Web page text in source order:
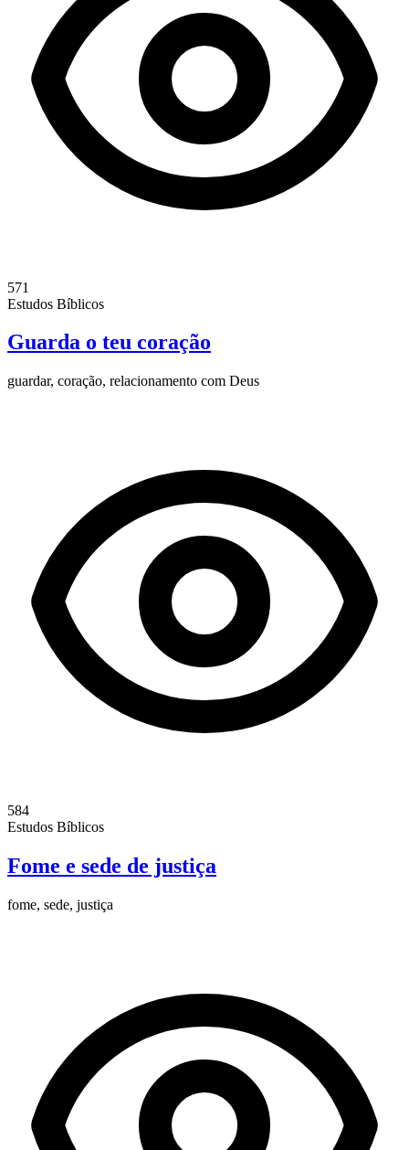
571
Estudos Bíblicos
Guarda o teu coração
guardar, coração, relacionamento com Deus
584
Estudos Bíblicos
Fome e sede de justiça
fome, sede, justiça